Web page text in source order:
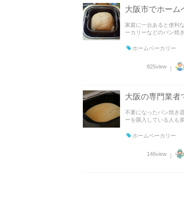
大阪市でホーム
家庭に一台あると便利
ーカリーなどのパン焼
ホームベーカリー
825view ｜
大阪の専門業者
不要になったパン焼き
ーを購入している人も
ホームベーカリー
146view ｜